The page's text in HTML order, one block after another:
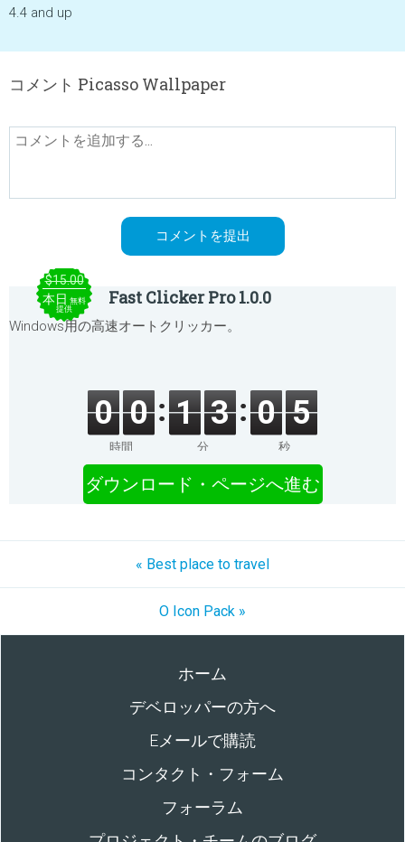
4.4 and up
コメント Picasso Wallpaper
$15.00
本日 無料
提供
Fast Clicker Pro 1.0.0
Windows用の高速オートクリッカー。
0 0
時間
1 3
分
0 5
秒
ダウンロード・ページへ進む
« Best place to travel
O Icon Pack »
ホーム
デベロッパーの方へ
Eメールで購読
コンタクト・フォーム
フォーラム